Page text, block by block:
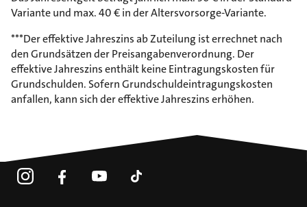
Variante und max. 40 € in der Altersvorsorge-Variante.
***Der effektive Jahreszins ab Zuteilung ist errechnet nach
den Grundsätzen der Preisangabenverordnung. Der
effektive Jahreszins enthält keine Eintragungskosten für
Grundschulden. Sofern Grundschuldeintragungskosten
anfallen, kann sich der effektive Jahreszins erhöhen.